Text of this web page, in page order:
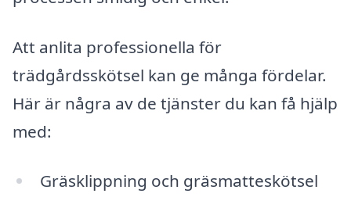
Att anlita professionella för
trädgårdsskötsel kan ge många fördelar.
Här är några av de tjänster du kan få hjälp
med:
Gräsklippning och gräsmatteskötsel